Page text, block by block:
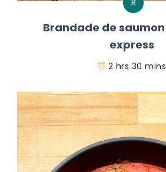
R
Brandade de
express
2 hrs 30 mins